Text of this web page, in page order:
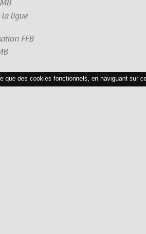
la ligue
FFB
que des cookies fonctionnels, en naviguant sur